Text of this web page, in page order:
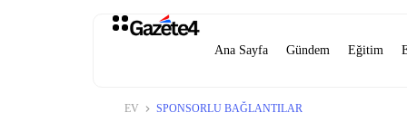
Ana Sayfa Gündem Eğitim
EV SPONSORLU BAĞLANTILAR